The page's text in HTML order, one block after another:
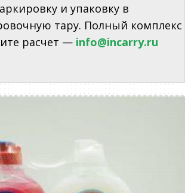
и упаковку в
тару. Полный комплекс
расчет — info@incarry.ru